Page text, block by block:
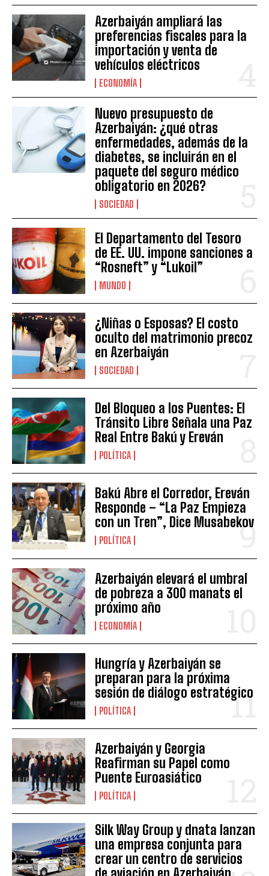
Azerbaiyán ampliará las
preferencias fiscales para la
importación y venta de
vehículos eléctricos
ECONOMÍA
Nuevo presupuesto de
Azerbaiyán: ¿qué otras
enfermedades, además de la
diabetes, se incluirán en el
paquete del seguro médico
obligatorio en 2026?
SOCIEDAD
El Departamento del Tesoro
de EE. UU. impone sanciones a
“Rosneft” y “Lukoil”
MUNDO
¿Niñas o Esposas? El costo
oculto del matrimonio precoz
en Azerbaiyán
SOCIEDAD
Del Bloqueo a los Puentes: El
Tránsito Libre Señala una Paz
Real Entre Bakú y Ereván
POLÍTICA
Bakú Abre el Corredor, Ereván
Responde – “La Paz Empieza
con un Tren”, Dice Musabekov
POLÍTICA
Azerbaiyán elevará el umbral
de pobreza a 300 manats el
próximo año
ECONOMÍA
Hungría y Azerbaiyán se
preparan para la próxima
sesión de diálogo estratégico
POLÍTICA
Azerbaiyán y Georgia
Reafirman su Papel como
Puente Euroasiático
POLÍTICA
Silk Way Group y dnata lanzan
una empresa conjunta para
crear un centro de servicios